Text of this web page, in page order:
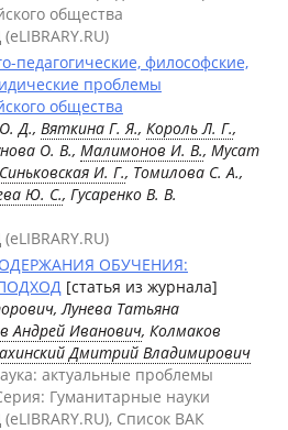
общества
педагогические, философские,
проблемы
общества
Д., Вяткина Г. Я., Король Л. Г.,
О. В., Малимонов И. В., Мусат
Синьковская И. Г., Томилова С. А.,
Ю. С., Гусаренко В. В.
ОБУЧЕНИЯ:
[статья из журнала]
Лунева Татьяна
Андрей Иванович, Колмаков
Дмитрий Владимирович
актуальные проблемы
Гуманитарные науки
Список ВАК